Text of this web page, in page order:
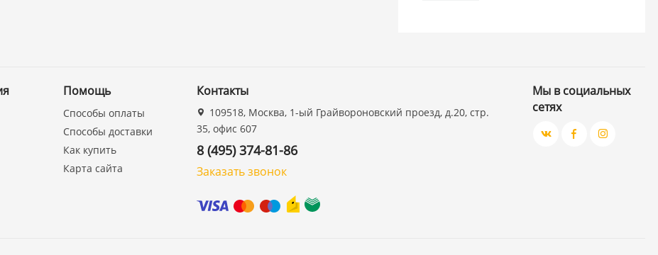
Помощь
Способы оплаты
Способы доставки
Как купить
Карта сайта
Контакты
109518, Москва, 1-ый Грайвороновский проезд, д.20, стр.
35, офис 607
8 (495) 374-81-86
Заказать звонок
Мы в социальных
сетях